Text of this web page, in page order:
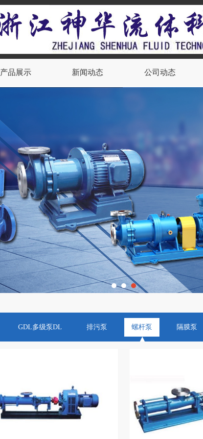
产品展示 新闻动态 公司动态
GDL多级泵DL 排污泵 螺杆泵 隔膜泵